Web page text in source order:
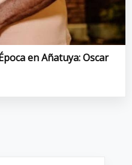
en Añatuya: Oscar